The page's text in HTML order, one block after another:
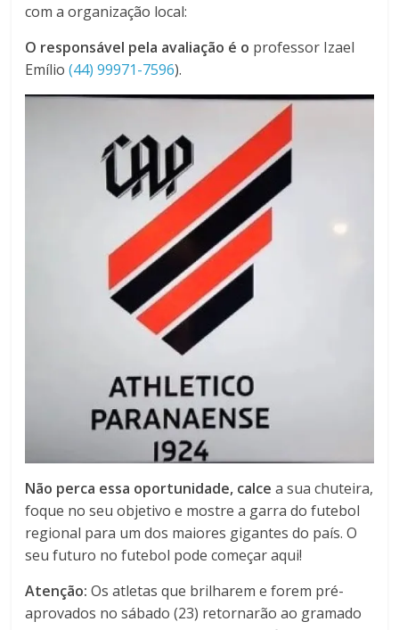
com a organização local:
O responsável pela avaliação é o professor Izael
Emílio(44) 99971-7596).
Não perca essa oportunidade, calce a sua chuteira,
foque no seu objetivo e mostre a garra do futebol
regional para um dos maiores gigantes do país. O
seu futuro no futebol pode começar aqui!
Atenção: Os atletas que brilharem e forem pré-
aprovados no sábado (23) retornarão ao gramado